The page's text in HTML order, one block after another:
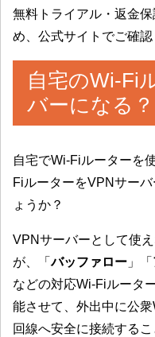
無料トライアル・返金
め、公式サイトでご確認
自宅のWi-Fi
バーになる？
自宅でWi-Fiルーターを
FiルーターをVPNサー
ょうか？
VPNサーバーとして使
が、「バッファロー 」「
などの対応Wi-Fiルータ
能させて、外出中に公
回線へ安全に接続するこ